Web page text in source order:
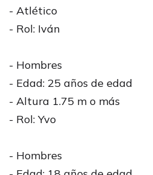
- Atlético
- Rol: Iván
- Hombres
- Edad: 25 años de edad
- Altura 1.75 m o más
- Rol: Yvo
- Hombres